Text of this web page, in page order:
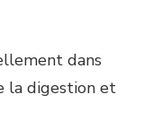
dans
la digestion et